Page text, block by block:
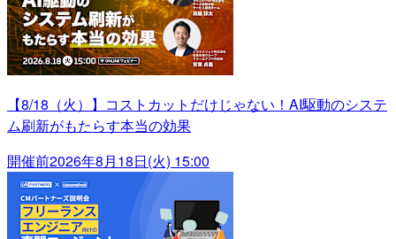
【8/18（火）】コストカットだけじゃない！AI駆動のシステ
ム刷新がもたらす本当の効果
開催前2026年8月18日(火) 15:00